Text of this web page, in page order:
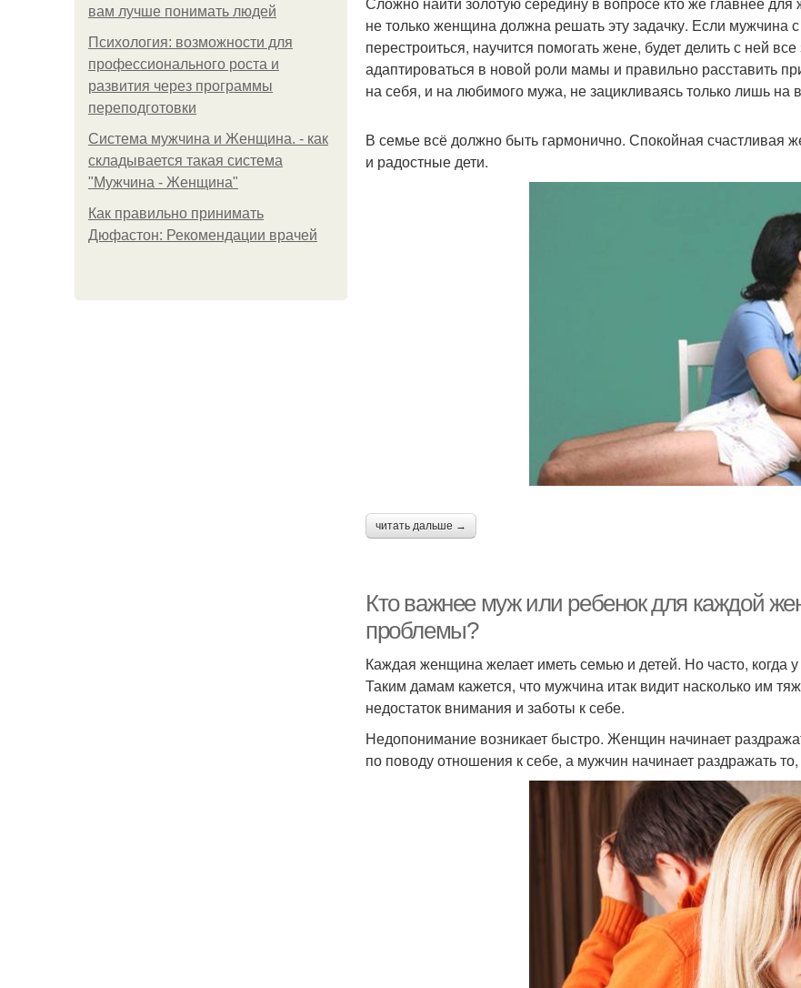
вам лучше понимать людей
Психология: возможности для
профессионального роста и
развития через программы
переподготовки
Система мужчина и Женщина. - как
складывается такая система
"Мужчина - Женщина"
Как правильно принимать
Дюфастон: Рекомендации врачей
не только женщина должна решать эту задачку. Если мужчина
перестроиться, научится помогать жене, будет делить с ней
адаптироваться в новой роли мамы и правильно расставить
на себя, и на любимого мужа, не зацикливаясь только лишь на
В семье всё должно быть гармонично. Спокойная
и радостные дети.
читать дальше →
Кто важнее муж или ребенок для каждой
проблемы?
Каждая женщина желает иметь семью и детей. Но часто, когда
Таким дамам кажется, что мужчина итак видит насколько им
недостаток внимания и заботы к себе.
Недопонимание возникает быстро. Женщин начинает
по поводу отношения к себе, а мужчин начинает раздражать